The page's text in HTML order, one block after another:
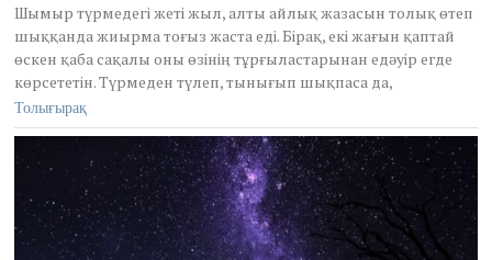
5
,
2
0
Шымыр түрмедегі жеті жыл, алты айлық жазасын толық өтеп
шыққанда жиырма тоғыз жаста еді. Бірақ, екі жағын қаптай
өскен қаба сақалы оны өзінің тұрғыластарынан едәуір егде
көрсететін. Түрмеден түлеп, тынығып шықпаса да,
Толығырақ